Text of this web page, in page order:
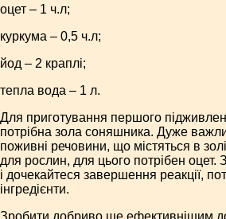
оцет – 1 ч.л;
куркума – 0,5 ч.л;
йод – 2 краплі;
тепла вода – 1 л.
Для приготування першого
потрібна зола соняшника. Дуже
поживні речовини, що містяться в
для рослин, для цього потрібен оцет.
і дочекайтеся завершення реакції,
інгредієнти.
Зробити добриво ще ефективнішим